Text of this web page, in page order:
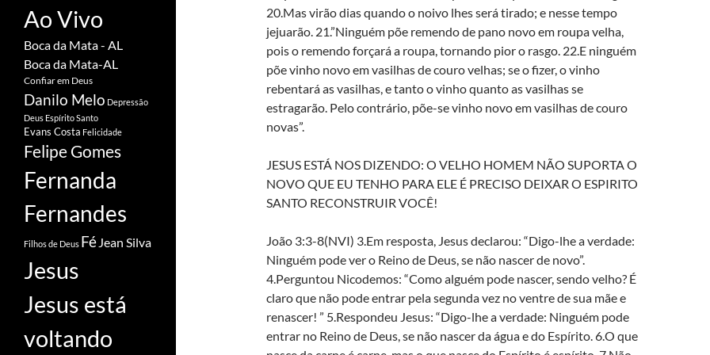
20.Mas virão dias quando o noivo lhes será tirado; e nesse tempo
jejuarão. 21.”Ninguém põe remendo de pano novo em roupa velha,
pois o remendo forçará a roupa, tornando pior o rasgo. 22.E ninguém
põe vinho novo em vasilhas de couro velhas; se o fizer, o vinho
rebentará as vasilhas, e tanto o vinho quanto as vasilhas se
estragarão. Pelo contrário, põe-se vinho novo em vasilhas de couro
novas”.
JESUS ESTÁ NOS DIZENDO: O VELHO HOMEM NÃO SUPORTA O
NOVO QUE EU TENHO PARA ELE É PRECISO DEIXAR O ESPIRITO
SANTO RECONSTRUIR VOCÊ!
João 3:3-8(NVI) 3.Em resposta, Jesus declarou: “Digo-lhe a verdade:
Ninguém pode ver o Reino de Deus, se não nascer de novo”.
4.Perguntou Nicodemos: “Como alguém pode nascer, sendo velho? É
claro que não pode entrar pela segunda vez no ventre de sua mãe e
renascer! ” 5.Respondeu Jesus: “Digo-lhe a verdade: Ninguém pode
entrar no Reino de Deus, se não nascer da água e do Espírito. 6.O que
Ao Vivo
Boca da Mata - AL
Boca da Mata-AL
Confiar em Deus
Danilo Melo Depressão
Deus Espírito Santo
Evans Costa Felicidade
Felipe Gomes
Fernanda
Fernandes
Filhos de Deus Fé Jean Silva
Jesus
Jesus está
voltando